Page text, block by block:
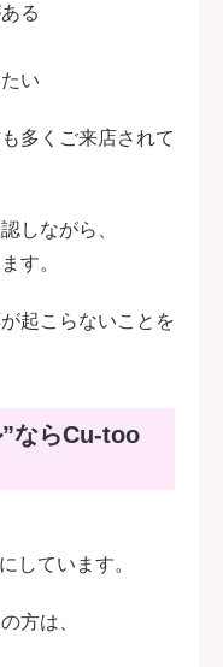
る
い
多くご来店されて
しながら、
す。
起こらないことを
ならCu-too
しています。
方は、